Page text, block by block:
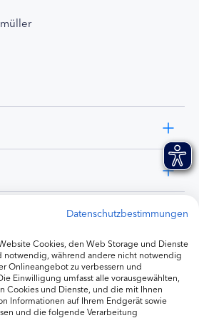
Datenschutzbestimmungen
Cookies, den Web Storage und Dienste
notwendig, während andere nicht notwendig
Onlineangebot zu verbessern und
Einwilligung umfasst alle vorausgewählten,
Cookies und Dienste, und die mit Ihnen
Informationen auf Ihrem Endgerät sowie
und die folgende Verarbeitung